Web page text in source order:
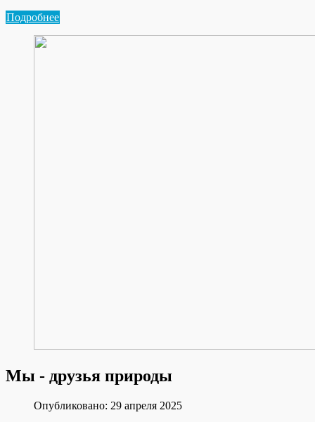
Подробнее
Мы - друзья природы
Опубликовано: 29 апреля 2025